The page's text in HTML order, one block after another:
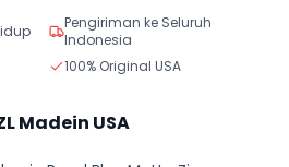
Pengiriman ke Seluruh
Indonesia
100% Original USA
Madein USA